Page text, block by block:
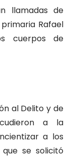
llamadas de
Rafael
cuerpos de
al Delito y de
a la
a los
se solicitó